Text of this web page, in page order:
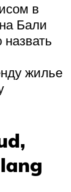
в
Бали
жилье